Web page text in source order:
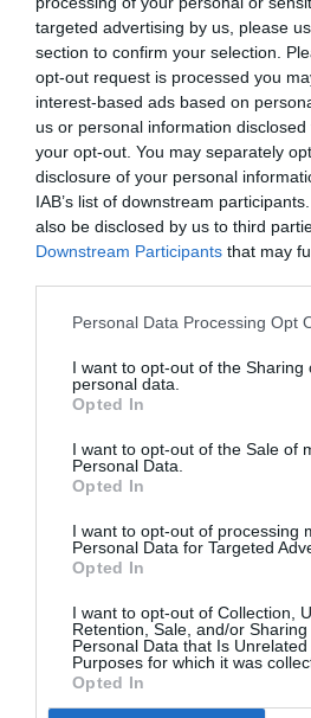
targeted advertising by us, please
section to confirm your selection.
opt-out request is processed you
interest-based ads based on
us or personal information
your opt-out. You may separately
disclosure of your personal
IAB’s list of downstream
also be disclosed by us to third
Downstream Participants that may
Personal Data Processing Opt
I want to opt-out of the Sharing
personal data.
Opted In
I want to opt-out of the Sale of
Personal Data.
Opted In
I want to opt-out of processing
Personal Data for Targeted
Opted In
I want to opt-out of Collection,
Retention, Sale, and/or
Personal Data that Is
Purposes for which it was
Opted In
Se reproduce por semillas, pero
lento, también podemos
separando cactus pequeños que
sembrarlos
desarrollaran nuevos cactus
siempre que se riegue con
DIFICULTAD MUY BAJO.
Collar de Jade-Crassula
También te